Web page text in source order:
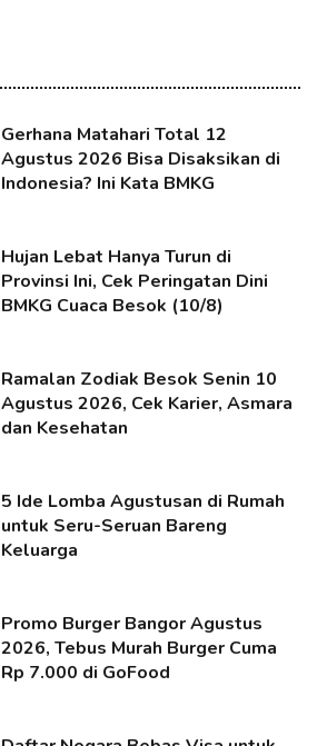
Gerhana Matahari Total 12
Agustus 2026 Bisa Disaksikan di
Indonesia? Ini Kata BMKG
Hujan Lebat Hanya Turun di
Provinsi Ini, Cek Peringatan Dini
BMKG Cuaca Besok (10/8)
Ramalan Zodiak Besok Senin 10
Agustus 2026, Cek Karier, Asmara
dan Kesehatan
5 Ide Lomba Agustusan di Rumah
untuk Seru-Seruan Bareng
Keluarga
Promo Burger Bangor Agustus
2026, Tebus Murah Burger Cuma
Rp 7.000 di GoFood